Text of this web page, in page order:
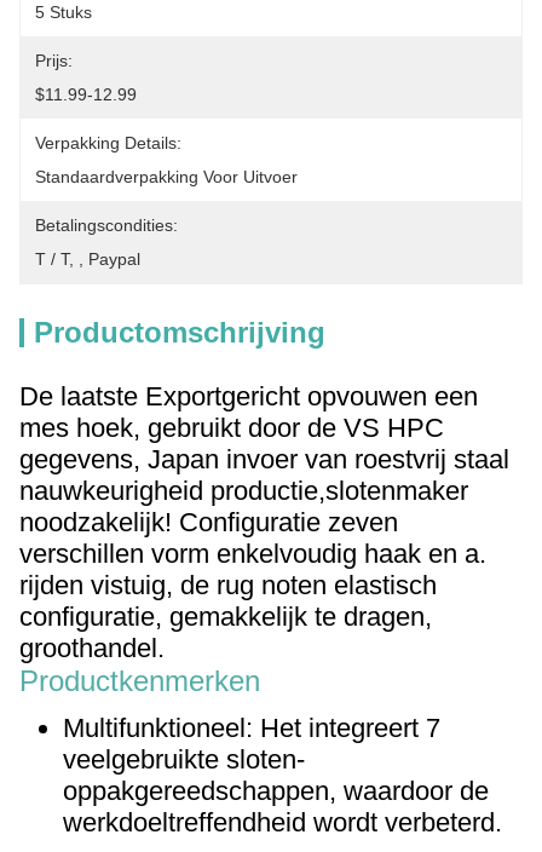
5 Stuks
Prijs:
$11.99-12.99
Verpakking Details:
Standaardverpakking Voor Uitvoer
Betalingscondities:
T / T, , Paypal
Productomschrijving
De laatste Exportgericht opvouwen een
mes hoek, gebruikt door de VS HPC
gegevens, Japan invoer van roestvrij staal
nauwkeurigheid productie,slotenmaker
noodzakelijk! Configuratie zeven
verschillen vorm enkelvoudig haak en a.
rijden vistuig, de rug noten elastisch
configuratie, gemakkelijk te dragen,
groothandel.
Productkenmerken
Multifunktioneel: Het integreert 7
veelgebruikte sloten-
oppakgereedschappen, waardoor de
werkdoeltreffendheid wordt verbeterd.